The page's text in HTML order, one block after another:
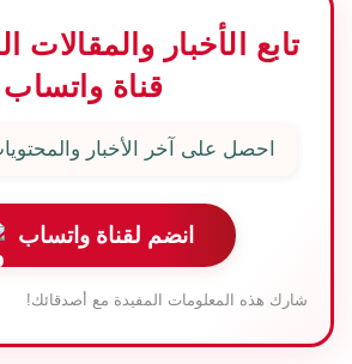
تابع الأخبار
قناة واتساب
احصل على آخر الأخبار
انضم لقناة واتساب
شارك هذه المعلومات المفيدة مع أصدقائك!